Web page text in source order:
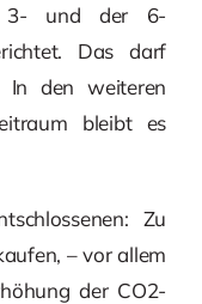
3- und der 6-
Das darf
In den weiteren
bleibt es
Zu
– vor allem
der CO2-